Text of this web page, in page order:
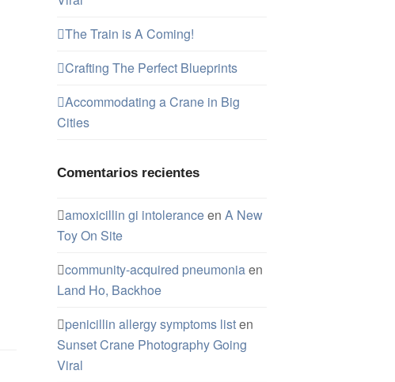
The Train is A Coming!
Crafting The Perfect Blueprints
Accommodating a Crane in Big
Cities
Comentarios recientes
amoxicillin gi intoleranceen A New
Toy On Site
community‑acquired pneumoniaen
Land Ho, Backhoe
penicillin allergy symptoms listen
Sunset Crane Photography Going
Viral